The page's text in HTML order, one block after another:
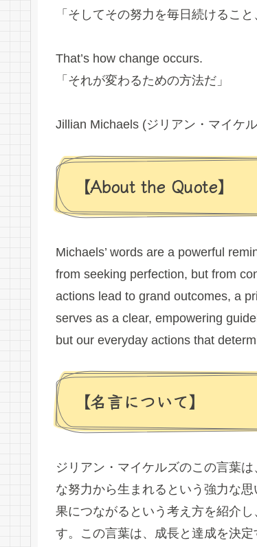
「そしてその努力を毎日続けるこ
That’s how change occurs.
「それが変わるための方法だ」
Jillian Michaels (ジリアン・マイケ
【About the Quote】
Michaels’ words are a powerful
from seeking perfection, but from
actions lead to grand outcomes, a
serves as a clear, empowering
but our everyday actions that
【名言について】
ジリアン・マイケルズのこの言葉
な努力から生まれるという強力な
果につながるという考え方を紹介
す。この言葉は、成長と達成を決